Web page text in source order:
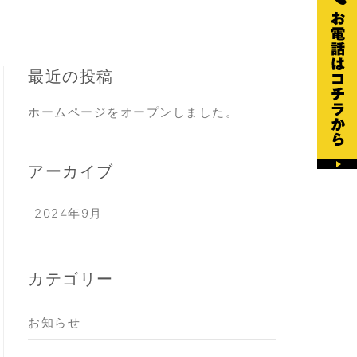
最近の投稿
ホームページをオープンしました。
アーカイブ
2024年9月
カテゴリー
お知らせ